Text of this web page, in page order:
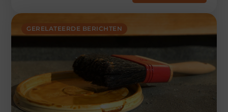
GERELATEERDE BERICHTEN